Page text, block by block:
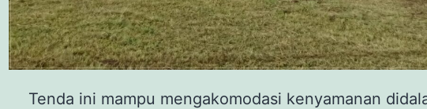
Tenda ini mampu mengakomodasi kenyamanan